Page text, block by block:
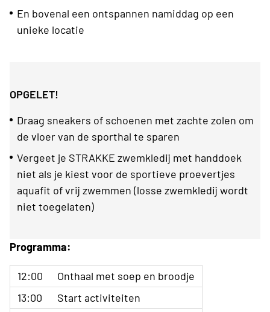
En bovenal een ontspannen namiddag op een
unieke locatie
OPGELET!
Draag sneakers of schoenen met zachte zolen om
de vloer van de sporthal te sparen
Vergeet je STRAKKE zwemkledij met handdoek
niet als je kiest voor de sportieve proevertjes
aquafit of vrij zwemmen (losse zwemkledij wordt
niet toegelaten)
Programma:
12:00
Onthaal met soep en broodje
13:00
Start activiteiten